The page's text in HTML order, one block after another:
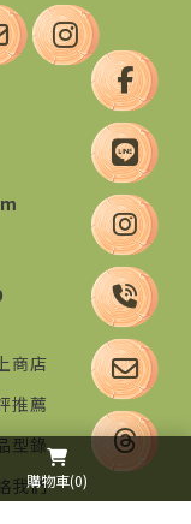
購物車(0)
商店
推薦
型錄
我們